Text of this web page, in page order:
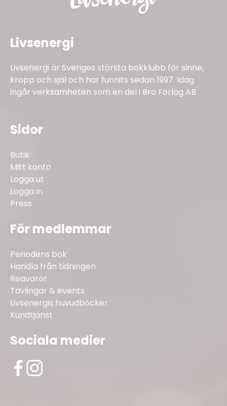
Livsenergi
Livsenergi är Sveriges största bokklubb för sinne,
kropp och själ och har funnits sedan 1997. Idag
ingår verksamheten som en del i Bra Förlag AB.
Sidor
Butik
Mitt konto
Logga ut
Logga in
Press
För medlemmar
Periodens bok
Handla från tidningen
Reavaror
Tävlingar & events
Livsenergis huvudböcker
Kundtjänst
Sociala medier